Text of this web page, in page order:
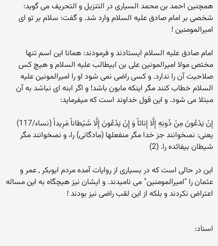
همچنین احمد بن محمد السیاری در التنزیل و التحریف می گوید:
شخصی بر امام صادق علیه السلام وارد شد. و گفت: سلام بر تو ای
امیرالمومنین !
امام صادق علیه السلام ایستادند و فرمودند: همانا این اسم تنها
مختص مولا امیرالمونین علی بن ابیطالب علیه السلام و هیچ کس
صلاحیت آن را ندارد. و کسی راضی نمی شود او را امیرالمونین علیه
السلام خطاب کنند مگر اینکه مابون باشد! و اگر ابنه ای نباشد به آن
مبتلا می شود. و این قول خداوند است که میفرماید:
إِنْ يَدْعُونَ مِنْ دُونِهِ إِلَّا إِناثاً وَ إِنْ يَدْعُونَ إِلَّا شَيْطاناً مَرِيداً (نساء/117)
یعنی: نمى‏خوانند جز خدا مگر منفعلها (مادگانی) را، و نمى‏خوانند مگر
شيطان بيفائده را. (2)
این در حالی است که در بسیاری از روایات آمده مردم ابوبکر , عمر و
عثمان را "امیرالمومنین" می نامیدند. و ایشان نیز هیچگاه به این مساله
اعتراض نکردند و بلکه از این لقب راضی نیز بودند !
اسناد: